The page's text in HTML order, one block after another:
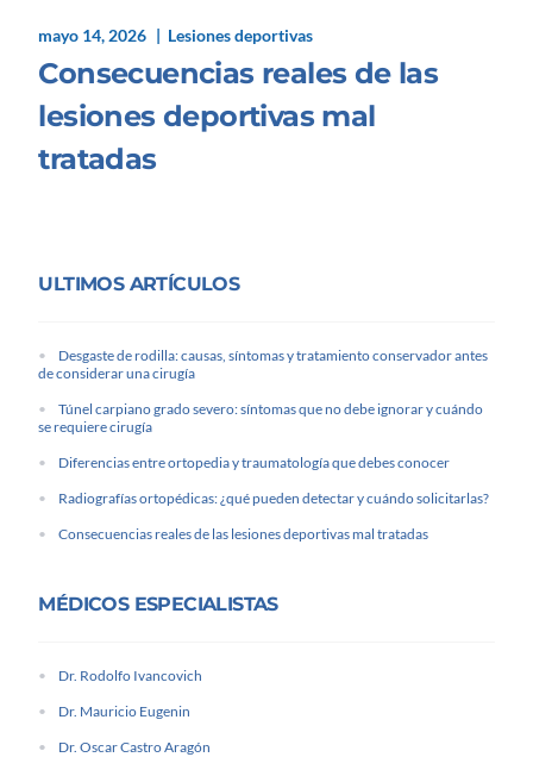
mayo 14, 2026 Lesiones deportivas
Consecuencias reales de las
lesiones deportivas mal
tratadas
ULTIMOS ARTÍCULOS
Desgaste de rodilla: causas, síntomas y tratamiento conservador antes
de considerar una cirugía
Túnel carpiano grado severo: síntomas que no debe ignorar y cuándo
se requiere cirugía
Diferencias entre ortopedia y traumatología que debes conocer
Radiografías ortopédicas: ¿qué pueden detectar y cuándo solicitarlas?
Consecuencias reales de las lesiones deportivas mal tratadas
MÉDICOS ESPECIALISTAS
Dr. Rodolfo Ivancovich
Dr. Mauricio Eugenin
Dr. Oscar Castro Aragón